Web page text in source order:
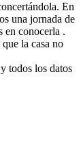
En
una jornada de
en conocerla .
la casa no
todos los datos